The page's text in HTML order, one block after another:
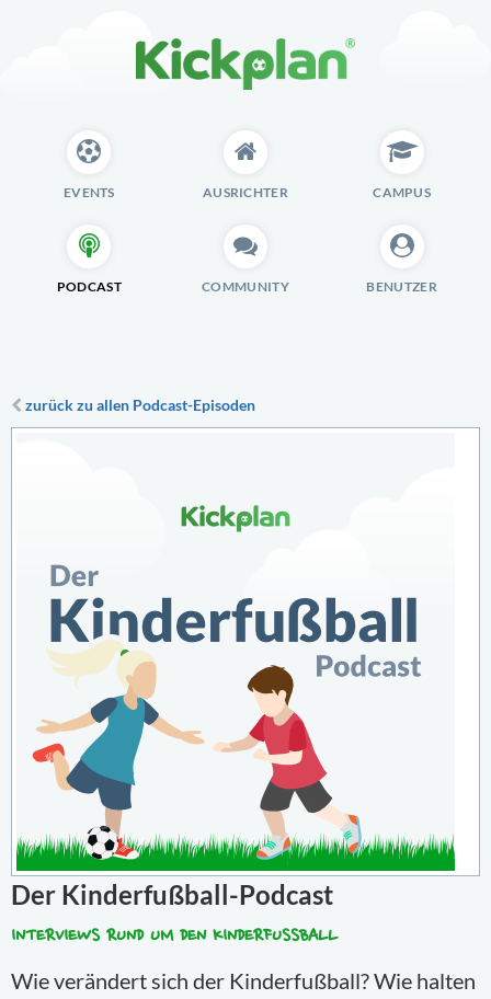
EVENTS AUSRICHTER CAMPUS
PODCAST COMMUNITY BENUTZER
zurück zu allen Podcast-Episoden
Der Kinderfußball-Podcast
INTERVIEWS RUND UM DEN KINDERFUSSBALL
Wie verändert sich der Kinderfußball? Wie halten